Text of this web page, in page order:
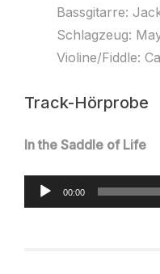
Bassgitarre:
Schlagzeug:
Violine/Fiddle:
Track-Hörprobe
In the Saddle of Life
Audio-
Player
00:00